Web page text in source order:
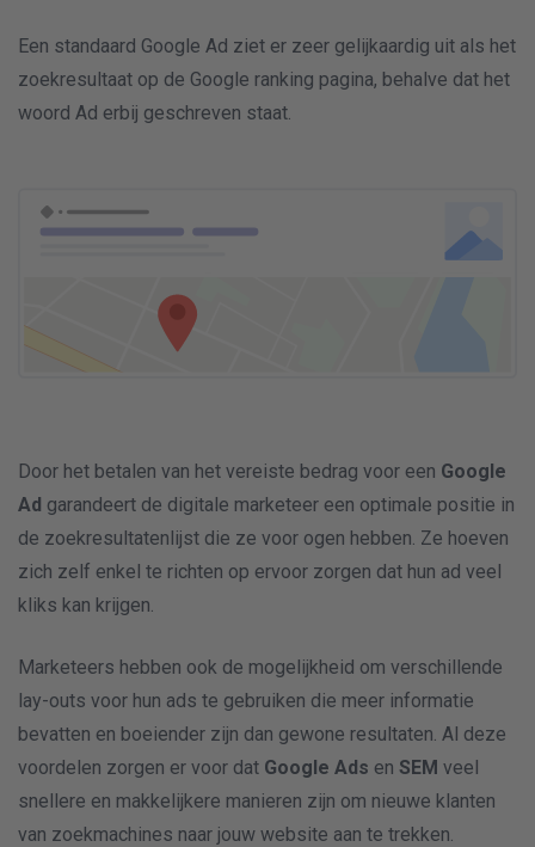
Een standaard Google Ad ziet er zeer gelijkaardig uit als het
zoekresultaat op de Google ranking pagina, behalve dat het
woord Ad erbij geschreven staat.
Door het betalen van het vereiste bedrag voor een Google
Ad garandeert de digitale marketeer een optimale positie in
de zoekresultatenlijst die ze voor ogen hebben. Ze hoeven
zich zelf enkel te richten op ervoor zorgen dat hun ad veel
kliks kan krijgen.
Marketeers hebben ook de mogelijkheid om verschillende
lay-outs voor hun ads te gebruiken die meer informatie
bevatten en boeiender zijn dan gewone resultaten. Al deze
voordelen zorgen er voor dat Google Ads en SEM veel
snellere en makkelijkere manieren zijn om nieuwe klanten
van zoekmachines naar jouw website aan te trekken.